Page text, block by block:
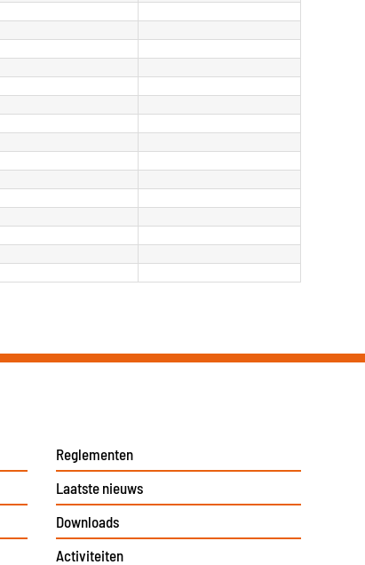
Reglementen
Laatste nieuws
Downloads
Activiteiten